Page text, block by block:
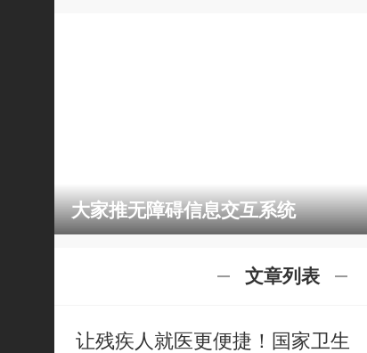
大家推无障碍信息交互系统
文章列表
让残疾人就医更便捷！国家卫生